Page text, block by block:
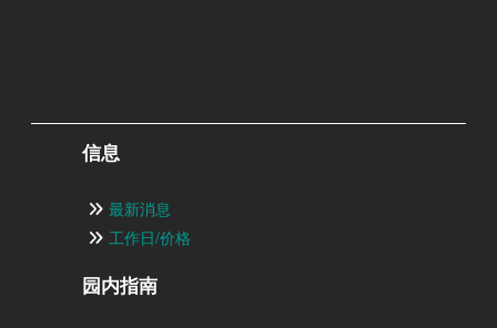
信息
最新消息
工作日/价格
园内指南